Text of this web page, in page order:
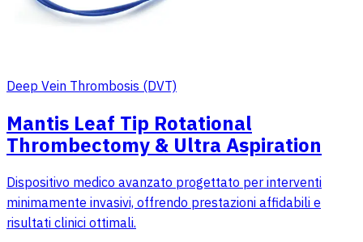
Deep Vein Thrombosis (DVT)
Mantis Leaf Tip Rotational
Thrombectomy & Ultra Aspiration
Dispositivo medico avanzato progettato per interventi
minimamente invasivi, offrendo prestazioni affidabili e
risultati clinici ottimali.